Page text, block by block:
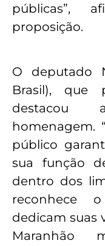
públicas”,
proposição.
O deputado
Brasil), que
destacou
homenagem.
público
sua função
dentro dos
reconhece
dedicam suas
Maranhão